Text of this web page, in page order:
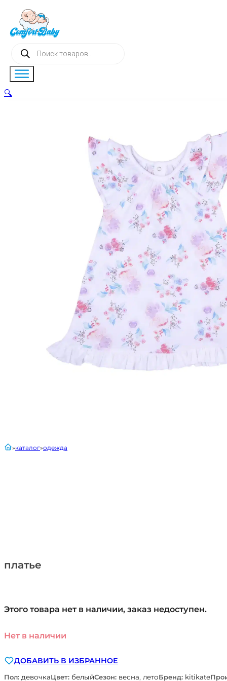
Поиск
товаров
платье
главнаякаталог одежда
Этого товара нет в наличии, заказ недоступен.
Нет в наличии
ДОБАВИТЬ В ИЗБРАННОЕ
Пол: девочкаЦвет: белыйСезон: весна, летоБренд: kitikate
🔍